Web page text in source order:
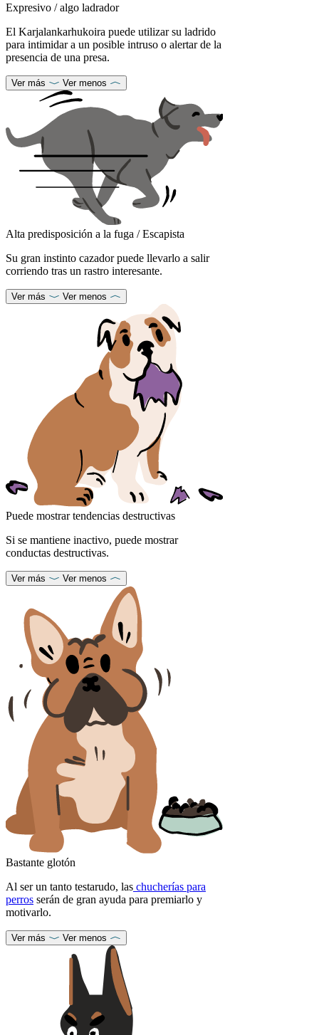
Expresivo / algo ladrador
El Karjalankarhukoira puede utilizar su ladrido
para intimidar a un posible intruso o alertar de la
presencia de una presa.
Ver más Ver menos
Alta predisposición a la fuga / Escapista
Su gran instinto cazador puede llevarlo a salir
corriendo tras un rastro interesante.
Ver más Ver menos
Puede mostrar tendencias destructivas
Si se mantiene inactivo, puede mostrar
conductas destructivas.
Ver más Ver menos
Bastante glotón
Al ser un tanto testarudo, las chucherías para
perros serán de gran ayuda para premiarlo y
motivarlo.
Ver más Ver menos